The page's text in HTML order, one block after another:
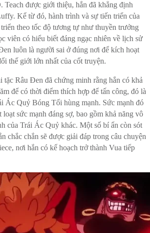
được giới thiệu, hắn đã khẳng định
Kể từ đó, hành trình và sự tiến triển của
theo tốc độ tương tự như thuyền trưởng
viên có hiểu biết đáng ngạc nhiên về lịch sử
luôn là người sai ở đúng nơi để kích hoạt
thế giới lớn nhất của cốt truyện.
tặc Râu Đen đã chứng minh rằng hắn có khả
để có thời điểm thích hợp để tấn công, đó là
Ác Quỷ Bóng Tối hùng mạnh. Sức mạnh đó
loạt sức mạnh đáng sợ, bao gồm khả năng vô
của Trái Ác Quỷ khác. Một số bí ẩn còn sót
chắc chắn sẽ được giải đáp trong câu chuyện
nơi hắn có kế hoạch trở thành Vua tiếp